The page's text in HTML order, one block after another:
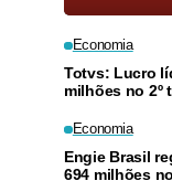
Economia
Totvs: Lucro
milhões no 2º
Economia
Engie Brasil
694 milhões